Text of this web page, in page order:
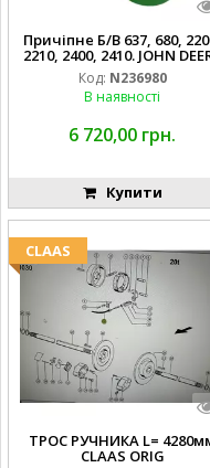
Причіпне Б/В 637, 680,
2210, 2400, 2410. JOHN
Код: N236980
В наявності
6 720,00 грн.
Купити
CLAAS
ТРОС РУЧНИКА L=
CLAAS ORIG